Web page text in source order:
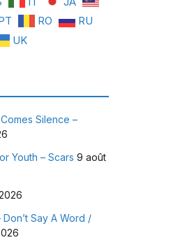
RO
RU
UK
Silence –
Youth – Scars 9 août
Say A Word /